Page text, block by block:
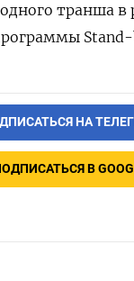
транша в
Stand-
НА
В